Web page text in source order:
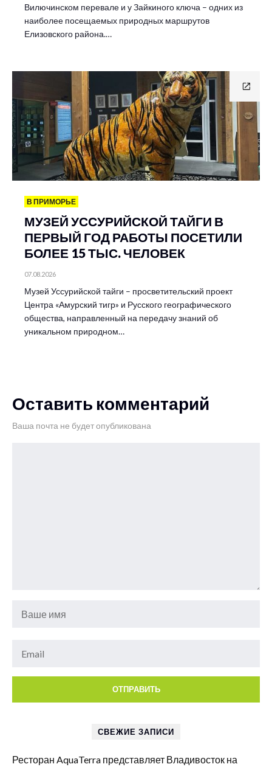
Вилючинском перевале и у Зайкиного ключа – одних из
наиболее посещаемых природных маршрутов
Елизовского района.…
В ПРИМОРЬЕ
МУЗЕЙ УССУРИЙСКОЙ ТАЙГИ В
ПЕРВЫЙ ГОД РАБОТЫ ПОСЕТИЛИ
БОЛЕЕ 15 ТЫС. ЧЕЛОВЕК
07.08.2026
Музей Уссурийской тайги – просветительский проект
Центра «Амурский тигр» и Русского географического
общества, направленный на передачу знаний об
уникальном природном…
Оставить комментарий
Ваша почта не будет опубликована
СВЕЖИЕ ЗАПИСИ
Ресторан AquaTerra представляет Владивосток на